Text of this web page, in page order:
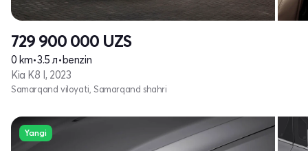
729 900 000 UZS
0 km•3.5 л•benzin
Kia K8 I, 2023
Samarqand viloyati, Samarqand shahri
Yangi